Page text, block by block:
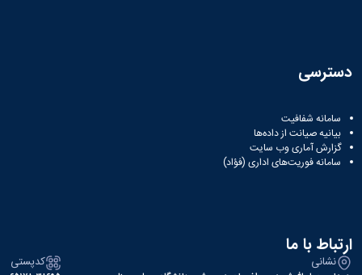
دسترسی
سامانه شفافیت
بیانیه صیانت از داده‌ها
گزارش آماری وب‌ سایت
سامانه فوریت‌های اداری (فؤاد)
ارتباط با ما
نشانی کدپستی